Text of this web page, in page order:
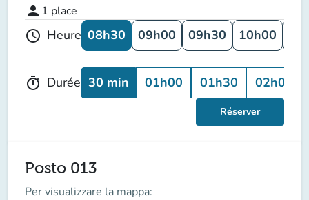
person 1 place
schedule Heure 08h30 09h00 09h30 10h00
timer Durée 30 min 01h00 01h30 02h00
Réserver
Posto 013
Per visualizzare la mappa: